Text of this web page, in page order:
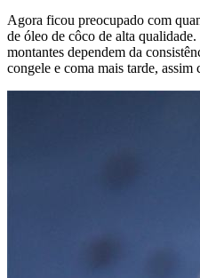
Agora ficou preocupado com
de óleo de côco de alta
montantes dependem da
congele e coma mais tarde,